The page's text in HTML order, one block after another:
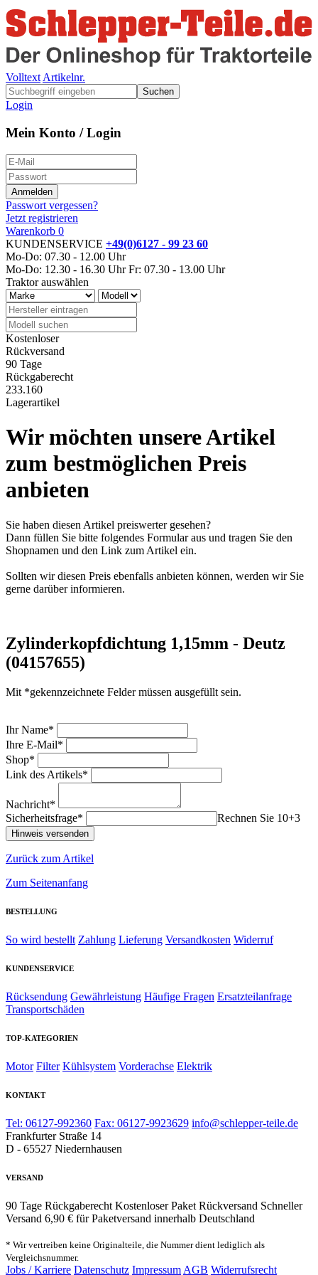
Volltext Artikelnr.
Suchen
Login
Mein Konto / Login
Passwort vergessen?
Jetzt registrieren
Warenkorb 0
KUNDENSERVICE +49(0)6127 - 99 23 60
Mo-Do: 07.30 - 12.00 Uhr
Mo-Do: 12.30 - 16.30 Uhr Fr: 07.30 - 13.00 Uhr
Traktor auswählen
Kostenloser
Rückversand
90 Tage
Rückgaberecht
233.160
Lagerartikel
Wir möchten unsere Artikel
zum bestmöglichen Preis
anbieten
Sie haben diesen Artikel preiswerter gesehen?
Dann füllen Sie bitte folgendes Formular aus und tragen Sie den
Shopnamen und den Link zum Artikel ein.
Sollten wir diesen Preis ebenfalls anbieten können, werden wir Sie
gerne darüber informieren.
Zylinderkopfdichtung 1,15mm - Deutz
(04157655)
Mit *gekennzeichnete Felder müssen ausgefüllt sein.
Ihr Name*
Ihre E-Mail*
Shop*
Link des Artikels*
Nachricht*
Sicherheitsfrage*
Rechnen Sie 10+3
Zurück zum Artikel
Zum Seitenanfang
BESTELLUNG
So wird bestellt Zahlung Lieferung Versandkosten Widerruf
KUNDENSERVICE
Rücksendung Gewährleistung Häufige Fragen Ersatzteilanfrage
Transportschäden
TOP-KATEGORIEN
Motor Filter Kühlsystem Vorderachse Elektrik
KONTAKT
Tel: 06127-992360 Fax: 06127-9923629 info@schlepper-teile.de
Frankfurter Straße 14
D - 65527 Niedernhausen
VERSAND
90 Tage Rückgaberecht Kostenloser Paket Rückversand Schneller
Versand 6,90 € für Paketversand innerhalb Deutschland
* Wir vertreiben keine Originalteile, die Nummer dient lediglich als
Vergleichsnummer.
Jobs / Karriere Datenschutz Impressum AGB Widerrufsrecht